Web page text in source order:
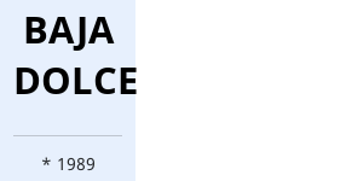
BAJA
DOLCE
* 1989